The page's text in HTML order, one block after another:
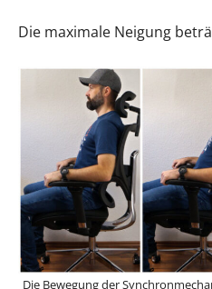
Die maximale Neigung
Die Bewegung der